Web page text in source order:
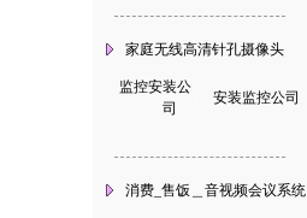
家庭无线高清针孔摄像头
监控安装公
司
安装监控公司
消费_售饭＿音视频会议系统